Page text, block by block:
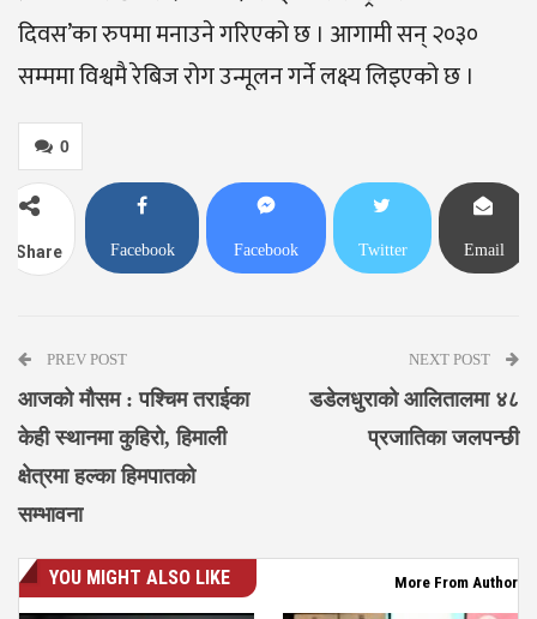
दिवस’का रुपमा मनाउने गरिएको छ । आगामी सन् २०३०
सम्ममा विश्वमै रेबिज रोग उन्मूलन गर्ने लक्ष्य लिइएको छ ।
0
Share Facebook Facebook Twitter Email
PREV POST
आजको मौसम : पश्चिम तराईका
केही स्थानमा कुहिरो, हिमाली
क्षेत्रमा हल्का हिमपातको
सम्भावना
NEXT POST
डडेलधुराको आलितालमा ४८
प्रजातिका जलपन्छी
YOU MIGHT ALSO LIKE More From Author